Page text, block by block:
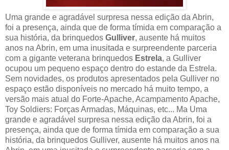
Uma grande e agradável surpresa nessa edição da Abrin,
foi a presença, ainda que de forma tímida em comparação a
sua história, da brinquedos Gulliver, ausente há muitos
anos na Abrin, em uma inusitada e surpreendente parceria
com a gigante veterana brinquedos Estrela, a Gulliver
ocupou um pequeno espaço dentro do estande da Estrela.
Sem novidades, os produtos apresentados pela Gulliver no
espaço estão disponíveis no mercado há muito tempo, a
versão mais atual do Forte-Apache, Acampamento Apache,
Toy Soldiers: Forças Armadas, Máquinas, etc... Ma Uma
grande e agradável surpresa nessa edição da Abrin, foi a
presença, ainda que de forma tímida em comparação a sua
história, da brinquedos Gulliver, ausente há muitos anos na